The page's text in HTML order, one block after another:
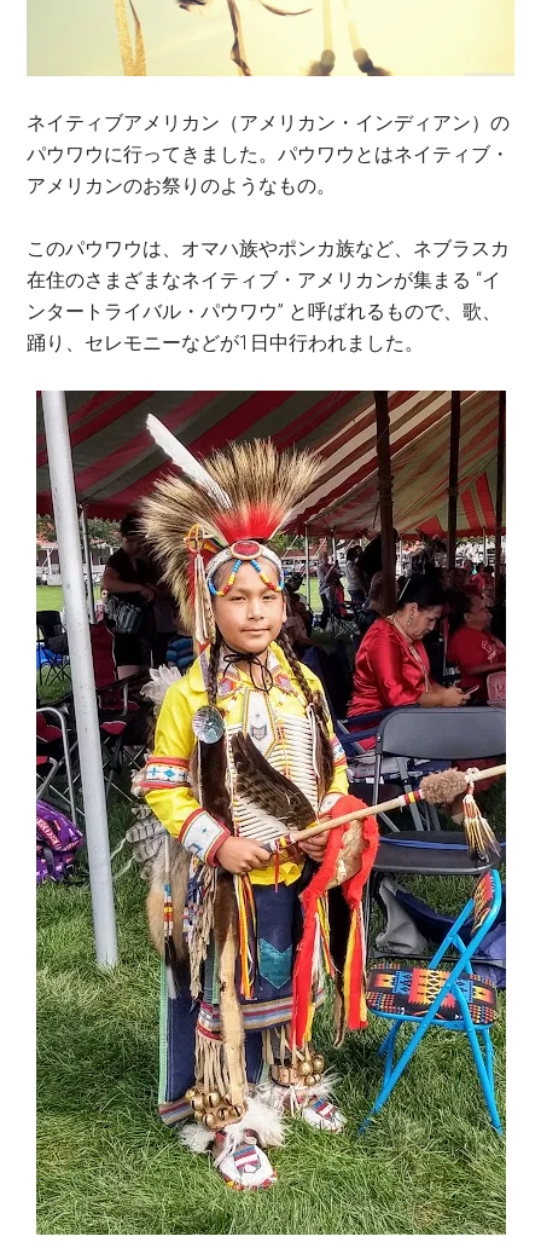
ネイティブアメリカン（アメリカン・インディアン）の
パウワウに行ってきました。パウワウとはネイティブ・
アメリカンのお祭りのようなもの。
このパウワウは、オマハ族やポンカ族など、ネブラスカ
在住のさまざまなネイティブ・アメリカンが集まる “イ
ンタートライバル・パウワウ” と呼ばれるもので、歌、
踊り、セレモニーなどが1日中行われました。